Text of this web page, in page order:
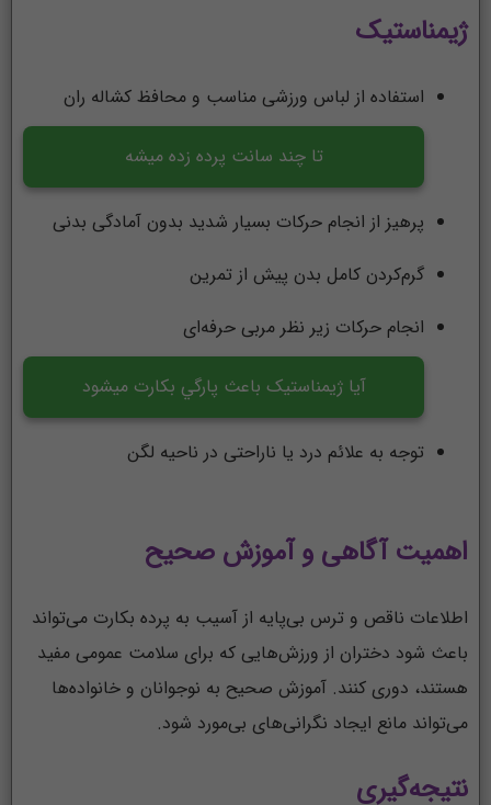
ژیمناستیک
استفاده از لباس ورزشی مناسب و محافظ کشاله ران
تا چند سانت پرده زده میشه
پرهیز از انجام حرکات بسیار شدید بدون آمادگی بدنی
گرم‌کردن کامل بدن پیش از تمرین
انجام حرکات زیر نظر مربی حرفه‌ای
آيا ژیمناستیک باعث پارگي بكارت ميشود
توجه به علائم درد یا ناراحتی در ناحیه لگن
اهمیت آگاهی و آموزش صحیح
اطلاعات ناقص و ترس بی‌پایه از آسیب به پرده بکارت می‌تواند
باعث شود دختران از ورزش‌هایی که برای سلامت عمومی مفید
هستند، دوری کنند. آموزش صحیح به نوجوانان و خانواده‌ها
می‌تواند مانع ایجاد نگرانی‌های بی‌مورد شود.
نتیجه‌گیری